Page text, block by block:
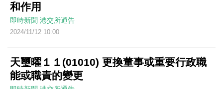
和作用
即時新聞 港交所通告
2024/11/12 10:00
天璽曜１１(01010) 更換董事或重要行政職
能或職責的變更